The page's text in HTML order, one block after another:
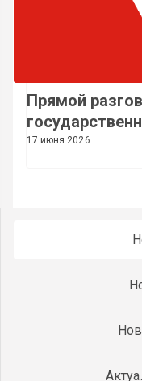
Прямой
страхования
17 июня 2026